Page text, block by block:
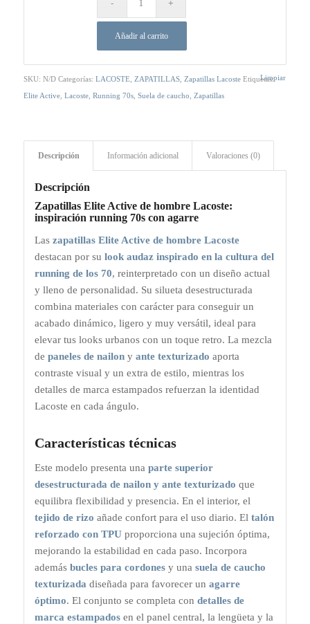
Limpiar
Añadir al carrito
SKU: N/D Categorías: LACOSTE ZAPATILLAS, Zapatillas Lacoste Etiquetas:
Elite Active, Lacoste, Running 70s, Suela de caucho Zapatillas
Descripción Información adicional Valoraciones (0)
Descripción
Zapatillas Elite Active de hombre Lacoste:
inspiración running 70s con agarre
Las zapatillas Elite Active de hombre Lacoste
destacan por su look audaz inspirado en la cultura del
running de los 70, reinterpretado con un diseño actual
y lleno de personalidad. Su silueta desestructurada
combina materiales con carácter para conseguir un
acabado dinámico, ligero y muy versátil, ideal para
elevar tus looks urbanos con un toque retro. La mezcla
de paneles de nailony ante texturizado aporta
contraste visual y un extra de estilo, mientras los
detalles de marca estampados refuerzan la identidad
Lacoste en cada ángulo.
Características técnicas
Este modelo presenta una parte superior
desestructurada de nailon y ante texturizado que
equilibra flexibilidad y presencia. En el interior, el
tejido de rizo añade confort para el uso diario. El talón
reforzado con TPUproporciona una sujeción óptima,
mejorando la estabilidad en cada paso. Incorpora
además bucles para cordonesy una suela de caucho
texturizada diseñada para favorecer un agarre
óptimo. El conjunto se completa con detalles de
marca estampadosen el panel central, la lengüeta y la